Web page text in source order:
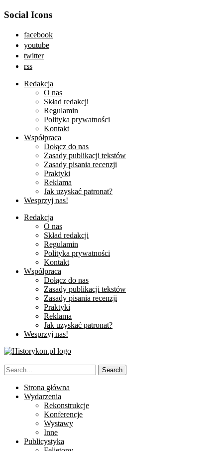
Social Icons
facebook
youtube
twitter
rss
Redakcja
O nas
Skład redakcji
Regulamin
Polityka prywatności
Kontakt
Współpraca
Dołącz do nas
Zasady publikacji tekstów
Zasady pisania recenzji
Praktyki
Reklama
Jak uzyskać patronat?
Wesprzyj nas!
Redakcja
O nas
Skład redakcji
Regulamin
Polityka prywatności
Kontakt
Współpraca
Dołącz do nas
Zasady publikacji tekstów
Zasady pisania recenzji
Praktyki
Reklama
Jak uzyskać patronat?
Wesprzyj nas!
Strona główna
Wydarzenia
Rekonstrukcje
Konferencje
Wystawy
Inne
Publicystyka